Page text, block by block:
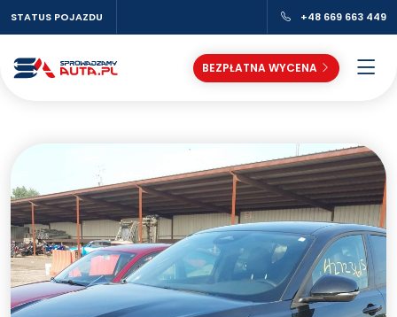
STATUS POJAZDU +48 669 663 449
BEZPŁATNA WYCENA